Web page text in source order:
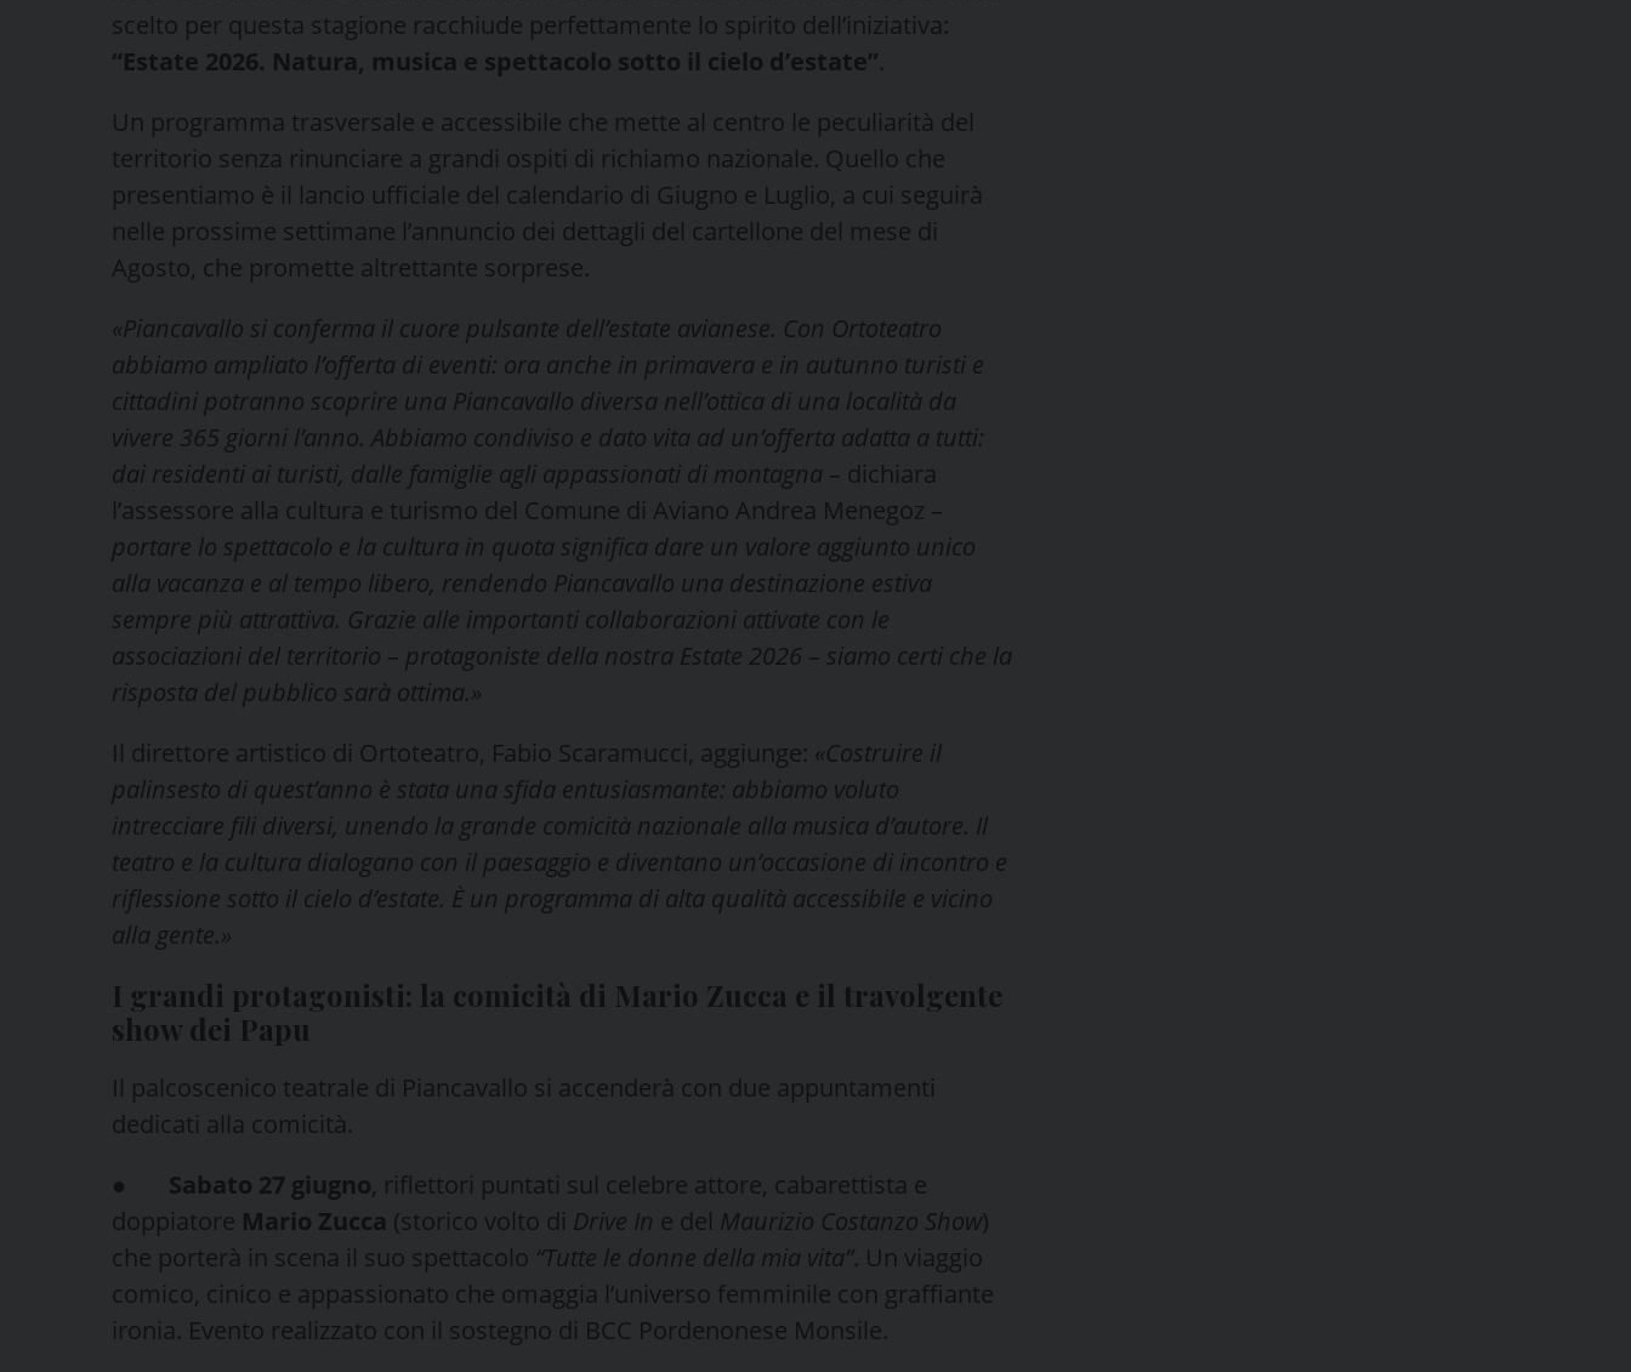
scelto per questa stagione racchiude perfettamente lo spirito dell’iniziativa:
“Estate 2026. Natura, musica e spettacolo sotto il cielo d’estate”.
Un programma trasversale e accessibile che mette al centro le peculiarità del
territorio senza rinunciare a grandi ospiti di richiamo nazionale. Quello che
presentiamo è il lancio ufficiale del calendario di Giugno e Luglio, a cui seguirà
nelle prossime settimane l’annuncio dei dettagli del cartellone del mese di
Agosto, che promette altrettante sorprese.
«Piancavallo si conferma il cuore pulsante dell’estate avianese. Con Ortoteatro
abbiamo ampliato l’offerta di eventi: ora anche in primavera e in autunno turisti e
cittadini potranno scoprire una Piancavallo diversa nell’ottica di una località da
vivere 365 giorni l’anno. Abbiamo condiviso e dato vita ad un’offerta adatta a tutti:
dai residenti ai turisti, dalle famiglie agli appassionati di montagna – dichiara
l’assessore alla cultura e turismo del Comune di Aviano Andrea Menegoz –
portare lo spettacolo e la cultura in quota significa dare un valore aggiunto unico
alla vacanza e al tempo libero, rendendo Piancavallo una destinazione estiva
sempre più attrattiva. Grazie alle importanti collaborazioni attivate con le
associazioni del territorio – protagoniste della nostra Estate 2026 – siamo certi che la
risposta del pubblico sarà ottima.»
Il direttore artistico di Ortoteatro, Fabio Scaramucci, aggiunge: «Costruire il
palinsesto di quest’anno è stata una sfida entusiasmante: abbiamo voluto
intrecciare fili diversi, unendo la grande comicità nazionale alla musica d’autore. Il
teatro e la cultura dialogano con il paesaggio e diventano un’occasione di incontro e
riflessione sotto il cielo d’estate. È un programma di alta qualità accessibile e vicino
alla gente.»
I grandi protagonisti: la comicità di Mario Zucca e il travolgente
show dei Papu
Il palcoscenico teatrale di Piancavallo si accenderà con due appuntamenti
dedicati alla comicità.
● Sabato 27 giugno, riflettori puntati sul celebre attore, cabarettista e
doppiatore Mario Zucca (storico volto di Drive In e del Maurizio Costanzo Show)
che porterà in scena il suo spettacolo “Tutte le donne della mia vita”. Un viaggio
comico, cinico e appassionato che omaggia l’universo femminile con graffiante
ironia. Evento realizzato con il sostegno di BCC Pordenonese Monsile.